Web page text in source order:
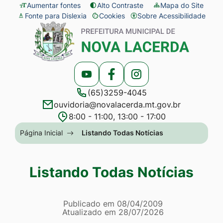
Seção
de
atalhos
acessibilidade
Ir
para
conteúdo
menu
[alt+2]
para
Aumentar fontes Alto Contraste
Mapa do Site
Fonte para Dislexia
Cookies
Abrir
preferências
de
cookies
Sobre Acessibilidade
Seção
menu
Acessar
a
Rede
Social
Acessar
a
Rede
Social
Acessar
a
Rede
Social
(65)3259-4045
ouvidoria@novalacerda.mt.gov.br
8:00 - 11:00, 13:00 - 17:00
Seção
do
principal
Página Inicial Listando Todas Notícias
Listando Todas Notícias
Página Listando Todas
Informações
Publicado em 08/04/2009
Atualizado em 28/07/2026